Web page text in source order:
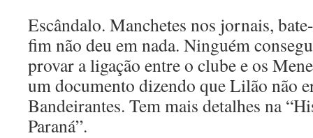
Escândalo. Manchetes nos jornais,
fim não deu em nada. Ninguém
provar a ligação entre o clube e os
um documento dizendo que Lilão não
Bandeirantes. Tem mais detalhes na
Paraná”.